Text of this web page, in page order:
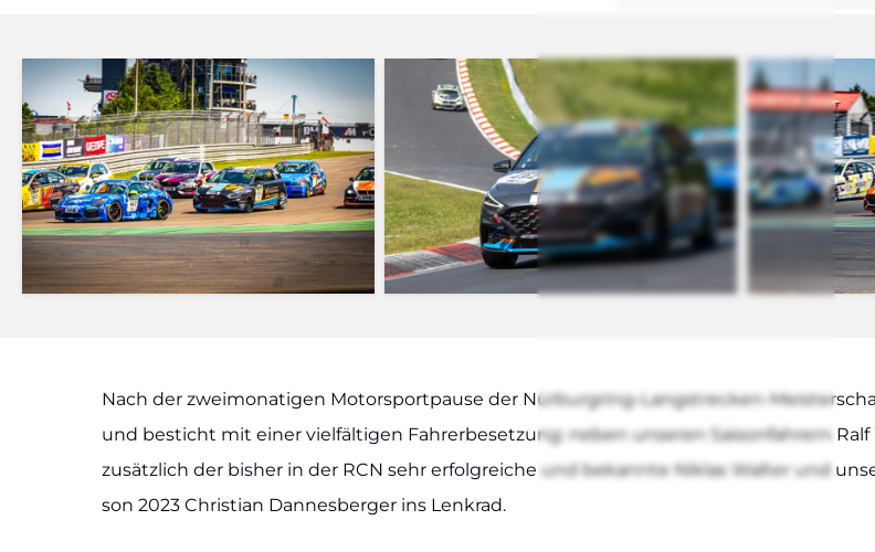
Nach der zwei­mo­na­ti­gen Motor­sport­pau­se der Nür­­bur­g­ring-Lan­g­s­tre­­cken-
und besticht mit einer viel­fäl­ti­gen Fah­rer­be­set­zung: neben unse­ren Sai­son­fah­rern Ralf
zusätz­lich der bis­her in der RCN sehr erfolg­rei­che und bekann­te Niklas Wal­ter und
son 2023 Chris­ti­an Dan­nes­ber­ger ins Lenk­rad.